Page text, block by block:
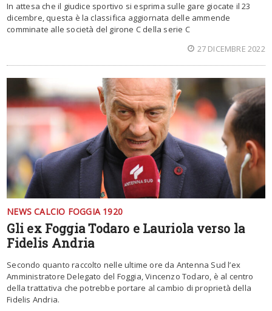
In attesa che il giudice sportivo si esprima sulle gare giocate il 23
dicembre, questa è la classifica aggiornata delle ammende
comminate alle società del girone C della serie C
27 DICEMBRE 2022
NEWS CALCIO FOGGIA 1920
Gli ex Foggia Todaro e Lauriola verso la
Fidelis Andria
Secondo quanto raccolto nelle ultime ore da Antenna Sud l’ex
Amministratore Delegato del Foggia, Vincenzo Todaro, è al centro
della trattativa che potrebbe portare al cambio di proprietà della
Fidelis Andria.